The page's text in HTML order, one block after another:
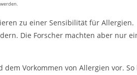
zu einer Sensibilität für Allergien.
Die Forscher machten aber nur
Vorkommen von Allergien vor. So